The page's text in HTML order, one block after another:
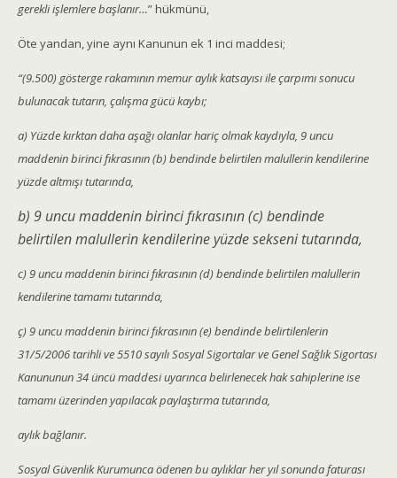
gerekli işlemlere başlanır…” hükmünü,
Öte yandan, yine aynı Kanunun ek 1 inci maddesi;
“(9.500) gösterge rakamının memur aylık katsayısı ile çarpımı sonucu
bulunacak tutarın, çalışma gücü kaybı;
a) Yüzde kırktan daha aşağı olanlar hariç olmak kaydıyla, 9 uncu
maddenin birinci fıkrasının (b) bendinde belirtilen malullerin kendilerine
yüzde altmışı tutarında,
b) 9 uncu maddenin birinci fıkrasının (c) bendinde
belirtilen malullerin kendilerine yüzde sekseni tutarında,
c) 9 uncu maddenin birinci fıkrasının (d) bendinde belirtilen malullerin
kendilerine tamamı tutarında,
ç) 9 uncu maddenin birinci fıkrasının (e) bendinde belirtilenlerin
31/5/2006 tarihli ve 5510 sayılı Sosyal Sigortalar ve Genel Sağlık Sigortası
Kanununun 34 üncü maddesi uyarınca belirlenecek hak sahiplerine ise
tamamı üzerinden yapılacak paylaştırma tutarında,
aylık bağlanır.
Sosyal Güvenlik Kurumunca ödenen bu aylıklar her yıl sonunda faturası